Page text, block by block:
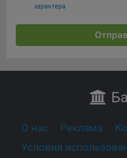
характера
О нас Реклама
Условия